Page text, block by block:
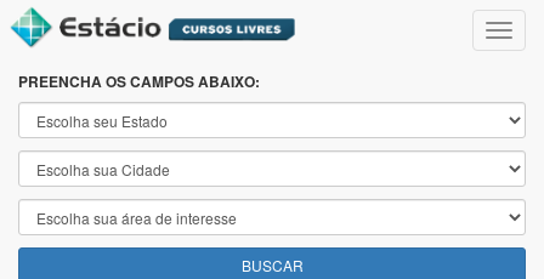
PREENCHA OS CAMPOS ABAIXO:
BUSCAR